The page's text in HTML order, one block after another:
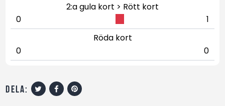
2:a gula kort > Rött kort
0
1
Röda kort
0
0
dela: